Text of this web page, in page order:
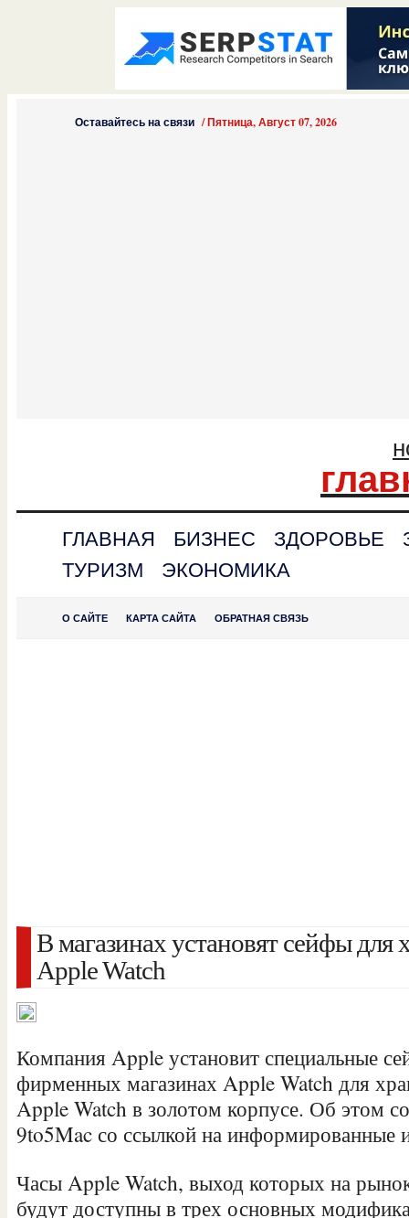
Оставайтесь на связи /Пятница, Август 07, 2026
ГЛАВНАЯ БИЗНЕС ЗДОРОВЬЕ
ТУРИЗМ
ЭКОНОМИКА
О САЙТЕ КАРТА САЙТА ОБРАТНАЯ СВЯЗЬ
В магазинах установят сейфы для
Apple Watch
Компания Apple установит специальные
фирменных магазинах Apple Watch для
Apple Watch в золотом корпусе. Об этом
9to5Mac со ссылкой на информированные
Часы Apple Watch, выход которых на
будут доступны в трех основных